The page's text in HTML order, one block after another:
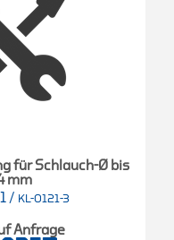
für Schlauch-Ø bis
mm
/ KL-0121-3
Anfrage